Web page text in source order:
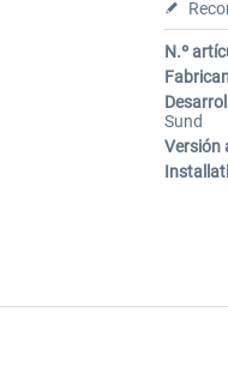
N.º
Sund
Versión